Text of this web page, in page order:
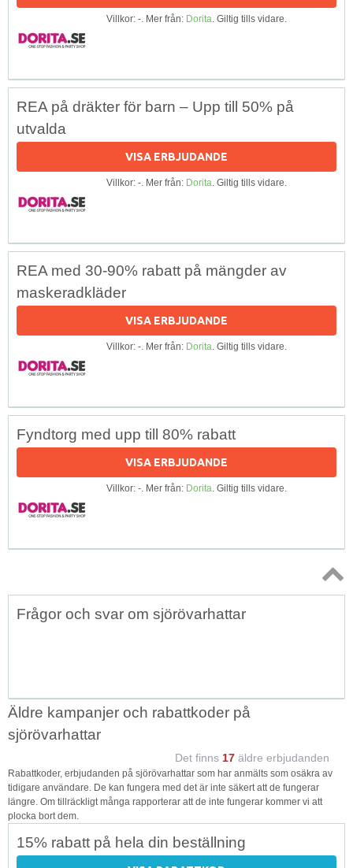
Villkor: -. Mer från: Dorita. Giltig tills vidare.
REA på dräkter för barn – Upp till 50% på
utvalda
VISA ERBJUDANDE
Villkor: -. Mer från: Dorita. Giltig tills vidare.
REA med 30-90% rabatt på mängder av
maskeradkläder
VISA ERBJUDANDE
Villkor: -. Mer från: Dorita. Giltig tills vidare.
Fyndtorg med upp till 80% rabatt
VISA ERBJUDANDE
Villkor: -. Mer från: Dorita. Giltig tills vidare.
Topp
Frågor och svar om sjörövarhattar
Äldre kampanjer och rabattkoder på
sjörövarhattar
Det finns 17 äldre erbjudanden
Rabattkoder, erbjudanden på sjörövarhattar som har anmälts som osäkra av
tidigare användare. De kan fungera med det är inte säkert att de fungerar
längre. Om tillräckligt många rapporterar att de inte fungerar kommer vi att
plocka bort dem.
15% rabatt på hela din beställning